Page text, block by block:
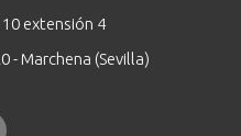
extensión 4
- Marchena (Sevilla)